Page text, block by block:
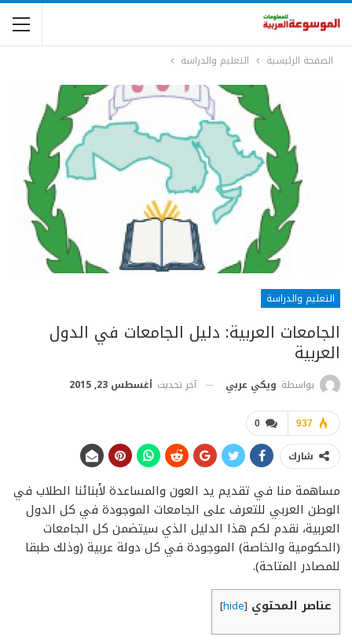
الصفحة الرئيسية التعليم والدراسة
التعليم والدراسة
الجامعات العربية: دليل الجامعات في الدول
العربية
بواسطة ويكي عربي آخر تحديث أغسطس 23, 2015
0 937
شارك
مساهمة منا في تقديم يد العون والمساعدة لأبنائنا الطلاب في
الوطن العربي للتعرف على الجامعات الموجودة في كل الدول
العربية، نقدم لكم هذا الدليل الذي سيتضمن كل الجامعات
(الحكومية والخاصة) الموجودة في كل دولة عربية (وذلك طبقا
للمصادر المتاحة).
عناصر المحتوي [
hide
]